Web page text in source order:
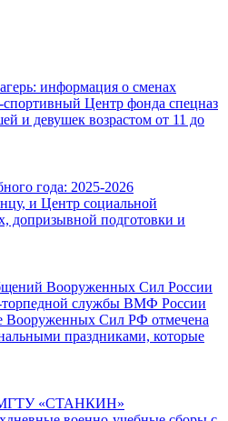
информация о сменах
Центр фонда спецназ
и девушек возрастом от 11 до
года: 2025-2026
и Центр социальной
допризывной подготовки и
Вооруженных Сил России
торпедной службы ВМФ России
Вооруженных Сил РФ отмечена
праздниками, которые
МГТУ «СТАНКИН»